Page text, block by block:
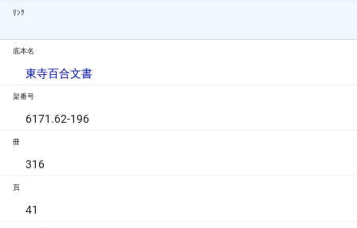
ﾘﾝｸ
底本名
東寺百合文書
架番号
6171.62-196
冊
316
頁
41